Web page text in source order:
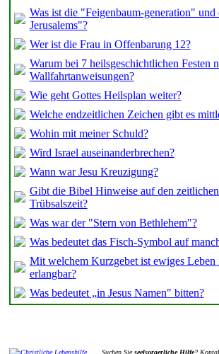
Was ist die "Feigenbaum-generation"
Jerusalems"?
Wer ist die Frau in Offenbarung 12?
Warum bei 7 heilsgeschichtlichen Festen
Wallfahrtanweisungen?
Wie geht Gottes Heilsplan weiter?
Welche endzeitlichen Zeichen gibt es
Wohin mit meiner Schuld?
Wird Israel auseinanderbrechen?
Wann war Jesu Kreuzigung?
Gibt die Bibel Hinweise auf den
Trübsalszeit?
Was war der "Stern von Bethlehem"?
Was bedeutet das Fisch-Symbol auf
Mit welchem Kurzgebet ist ewiges
erlangbar?
Was bedeutet „in Jesus Namen" bitten?
Suchen Sieseelsorgerliche Hilfe?